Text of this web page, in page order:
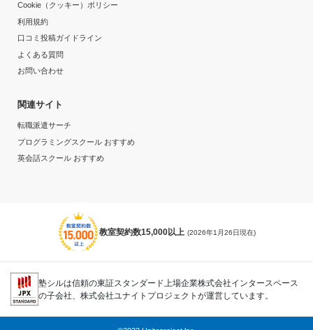
Cookie（クッキー）ポリシー
利用規約
口コミ投稿ガイドライン
よくある質問
お問い合わせ
関連サイト
転職派遣サーチ
プログラミングスクール おすすめ
英会話スクール おすすめ
教室契約数15,000以上 (2026年1月26日現在)
塾シルは信頼の東証スタンダード上場企業株式会社インタースペース
の子会社、株式会社ユナイトプロジェクトが運営しています。